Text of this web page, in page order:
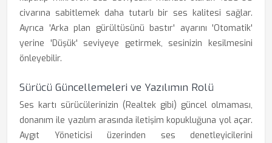
civarına sabitlemek daha tutarlı bir ses kalitesi sağlar.
Ayrıca 'Arka plan gürültüsünü bastır' ayarını 'Otomatik'
yerine 'Düşük' seviyeye getirmek, sesinizin kesilmesini
önleyebilir.
Sürücü Güncellemeleri ve Yazılımın Rolü
Ses kartı sürücülerinizin (Realtek gibi) güncel olmaması,
donanım ile yazılım arasında iletişim kopukluğuna yol açar.
Aygıt Yöneticisi üzerinden ses denetleyicilerini